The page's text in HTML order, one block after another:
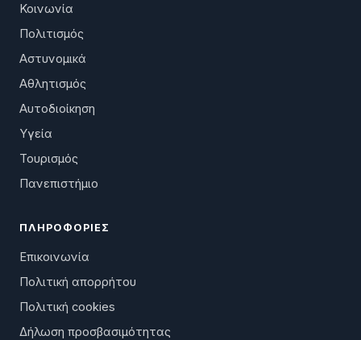
Κοινωνία
Πολιτισμός
Αστυνομικά
Αθλητισμός
Αυτοδιοίκηση
Υγεία
Τουρισμός
Πανεπιστήμιο
ΠΛΗΡΟΦΟΡΊΕΣ
Επικοινωνία
Πολιτική απορρήτου
Πολιτική cookies
Δήλωση προσβασιμότητας